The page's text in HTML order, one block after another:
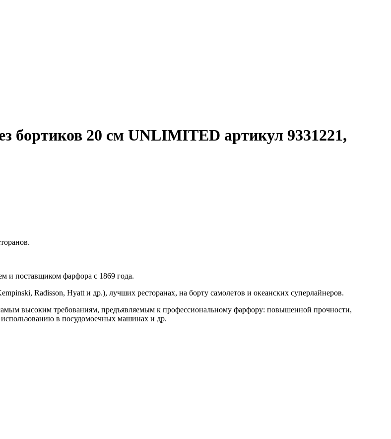
бортиков 20 см UNLIMITED артикул 9331221,
и поставщиком фарфора с 1869 года.
Radisson, Hyatt и др.), лучших ресторанах, на борту самолетов и океанских суперлайнеров.
высоким требованиям, предъявляемым к профессиональному фарфору: повышенной прочности,
в посудомоечных машинах и др.